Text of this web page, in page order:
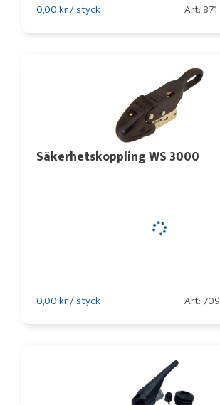
0,00 kr / styck Art: 871
Säkerhetskoppling WS 3000
0,00 kr / styck Art: 709